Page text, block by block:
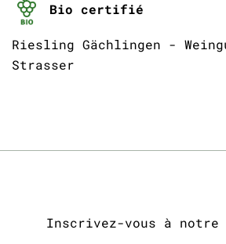
Bio certifié
Riesling Gächlingen -
Strasser
Inscrivez-vous à notre